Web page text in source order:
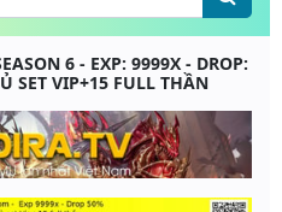
6 - EXP: 9999X - DROP:
SET VIP+15 FULL THẦN